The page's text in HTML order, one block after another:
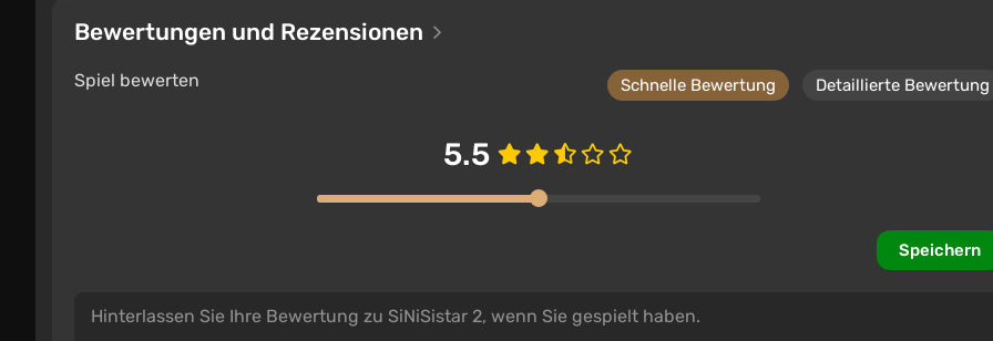
Bewertungen und Rezensionen
Spiel bewerten Schnelle Bewertung Detaillierte Bewertung
5.5
Speichern